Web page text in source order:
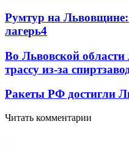
Румтур на
лагерь4
Во Львовской
трассу из-за
Ракеты РФ достигли
Читать комментарии